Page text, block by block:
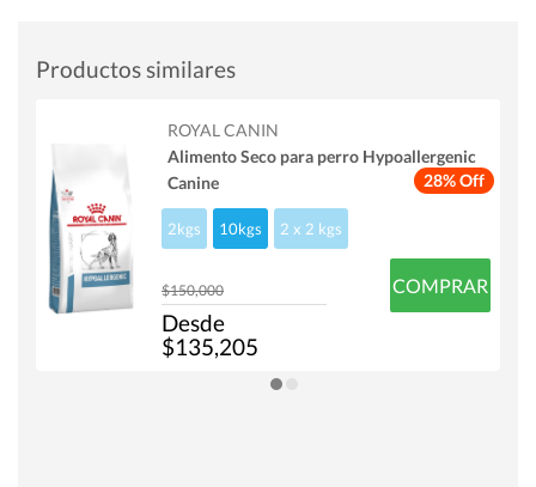
Productos similares
28% Off
ROYAL CANIN
Alimento Seco para perro Hypoallergenic
Canine
2kgs 10kgs 2 x 2 kgs
$150,000
Desde
$135,205
COMPRAR